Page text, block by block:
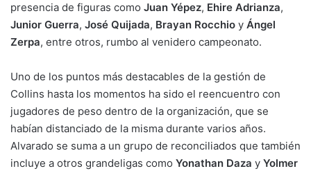
presencia de figuras como Juan Yépez, Ehire Adrianza,
Junior Guerra, José Quijada, Brayan Rocchio y Ángel
Zerpa, entre otros, rumbo al venidero campeonato.
Uno de los puntos más destacables de la gestión de
Collins hasta los momentos ha sido el reencuentro con
jugadores de peso dentro de la organización, que se
habían distanciado de la misma durante varios años.
Alvarado se suma a un grupo de reconciliados que también
incluye a otros grandeligas como Yonathan Daza y Yolmer